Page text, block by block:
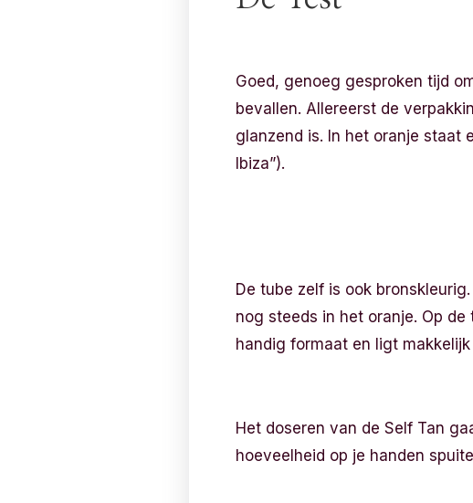
Goed, genoeg gesproken tijd
bevallen. Allereerst de
glanzend is. In het oranje staat
Ibiza”).
De tube zelf is ook
nog steeds in het oranje. Op
handig formaat en ligt
Het doseren van de Self Tan
hoeveelheid op je handen